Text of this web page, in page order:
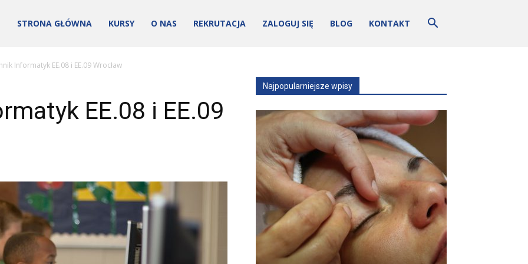
STRONA GŁÓWNA KURSY O NAS REKRUTACJA ZALOGUJ SIĘ BLOG KONTAKT
Informatyk EE.08 i EE.09 Wrocław
EE.08 i EE.09
Najpopularniejsze wpisy